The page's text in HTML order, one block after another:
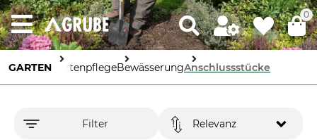
0
GARTEN GartenpflegeBewässerungAnschlussstücke
Filter Relevanz